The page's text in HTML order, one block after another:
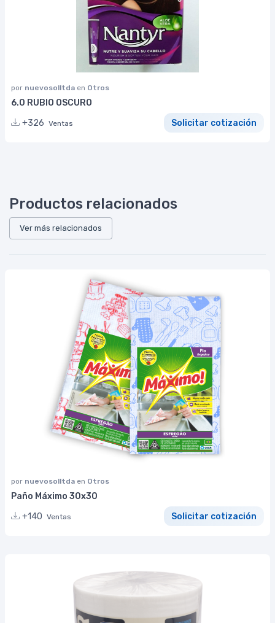
por nuevosolltda en Otros
6.0 RUBIO OSCURO
+326 Ventas Solicitar cotización
Productos relacionados
Ver más relacionados
por nuevosolltda en Otros
Paño Máximo 30x30
+140 Ventas Solicitar cotización